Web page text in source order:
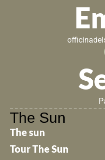
The Sun
The sun
Tour The Sun